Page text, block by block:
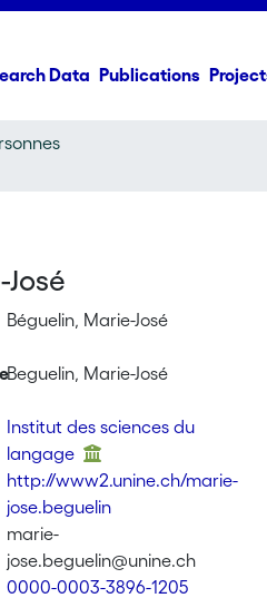
Data Publications
Béguelin, Marie-José
Beguelin, Marie-José
Institut des sciences du
langage
http://www2.unine.ch/marie-
jose.beguelin
marie-
jose.beguelin@unine.ch
0000-0003-3896-1205